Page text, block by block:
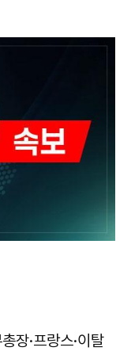
장·프랑스·이탈